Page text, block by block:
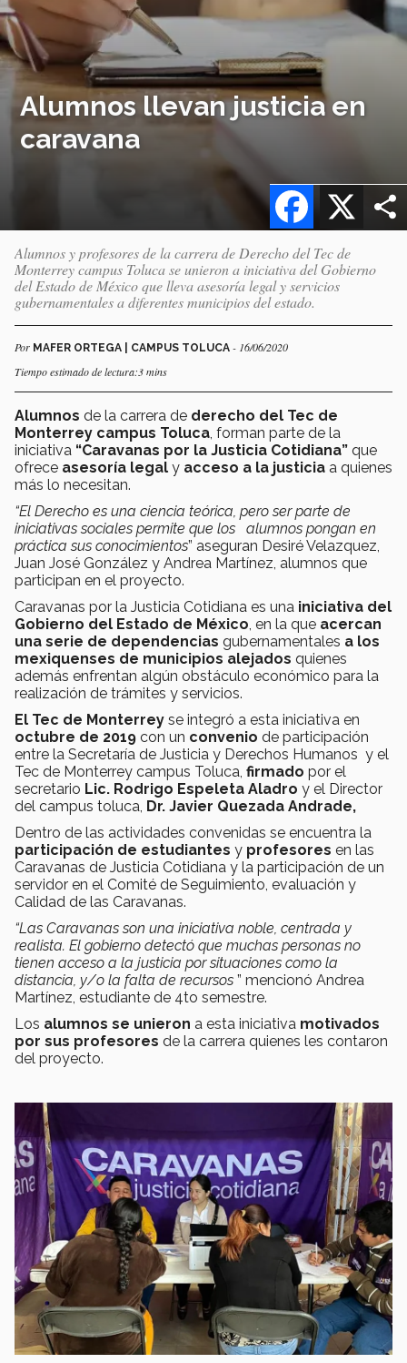
Alumnos llevan justicia en
caravana
X
Facebook
Alumnos y profesores de la carrera de Derecho del Tec de
Monterrey campus Toluca se unieron a iniciativa del Gobierno
del Estado de México que lleva asesoría legal y servicios
gubernamentales a diferentes municipios del estado.
Por MAFER ORTEGA | CAMPUS TOLUCA - 16/06/2020
Tiempo estimado de lectura:3 mins
Alumnos de la carrera de derecho del Tec de
Monterrey campus Toluca , forman parte de la
iniciativa “Caravanas por la Justicia Cotidiana” que
ofrece asesoría legal y acceso a la justicia a quienes
más lo necesitan.
“El Derecho es una ciencia teórica, pero ser parte de
iniciativas sociales permite que los alumnos pongan en
práctica sus conocimientos” aseguran Desiré Velazquez,
Juan José González y Andrea Martínez, alumnos que
participan en el proyecto.
Caravanas por la Justicia Cotidiana es una iniciativa del
Gobierno del Estado de México , en la que acercan
una serie de dependencias gubernamentales a los
mexiquenses de municipios alejados quienes
además enfrentan algún obstáculo económico para la
realización de trámites y servicios.
El Tec de Monterrey se integró a esta iniciativa en
octubre de 2019 con un convenio de participación
entre la Secretaría de Justicia y Derechos Humanos y el
Tec de Monterrey campus Toluca, firmado por el
secretario Lic. Rodrigo Espeleta Aladro y el Director
del campus toluca, Dr. Javier Quezada Andrade,
Dentro de las actividades convenidas se encuentra la
participación de estudiantes y profesores en las
Caravanas de Justicia Cotidiana y la participación de un
servidor en el Comité de Seguimiento, evaluación y
Calidad de las Caravanas.
“Las Caravanas son una iniciativa noble, centrada y
realista. El gobierno detectó que muchas personas no
tienen acceso a la justicia por situaciones como la
distancia, y/o la falta de recursos ” mencionó Andrea
Martínez, estudiante de 4to semestre.
Los alumnos se unieron a esta iniciativa motivados
por sus profesores de la carrera quienes les contaron
del proyecto.